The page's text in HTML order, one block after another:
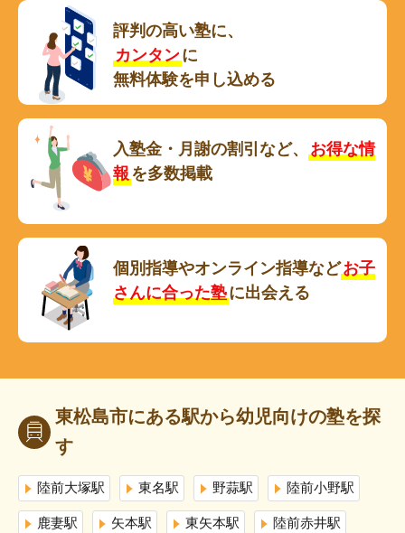
評判の高い塾に、
カンタンに
無料体験を申し込める
入塾金・月謝の割引など、
お得な情
報を多数掲載
個別指導やオンライン指導などお子
さんに合った塾に出会える
東松島市にある駅から幼児向けの塾を探
す
陸前大塚駅 東名駅 野蒜駅 陸前小野駅
鹿妻駅 矢本駅 東矢本駅 陸前赤井駅